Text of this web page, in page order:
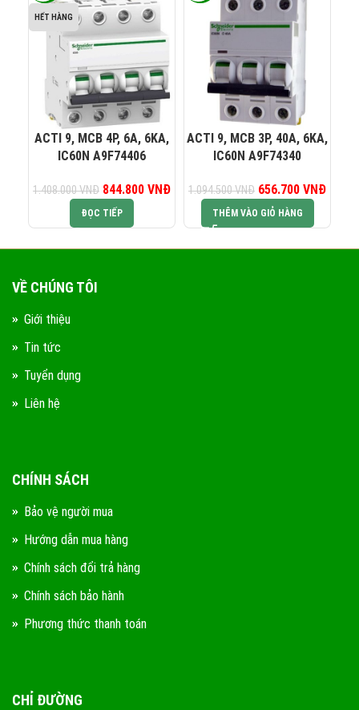
HẾT HÀNG
ACTI 9, MCB 4P, 6A, 6KA,
IC60N A9F74406
1.408.000VNĐ
Giá gốc là:
1.408.000 VNĐ.
844.800 VNĐ Giá hiện tại là:
844.800 VNĐ.
ĐỌC TIẾP
ACTI 9, MCB 3P, 40A, 6KA,
IC60N A9F74340
1.094.500VNĐ
Giá gốc là:
1.094.500 VNĐ.
656.700 VNĐ
THÊM VÀO GIỎ HÀNG
VỀ CHÚNG TÔI
Giới thiệu
Tin tức
Tuyển dụng
Liên hệ
CHÍNH SÁCH
Bảo vệ người mua
Hướng dẫn mua hàng
Chính sách đổi trả hàng
Chính sách bảo hành
Phương thức thanh toán
CHỈ ĐƯỜNG
KINH DOANH 1: 082 234 2688
KINH DOANH 2: 0965 101 613
KINH DOANH 3: 0824 927 568
KINH DOANH 4: 0823 944 186